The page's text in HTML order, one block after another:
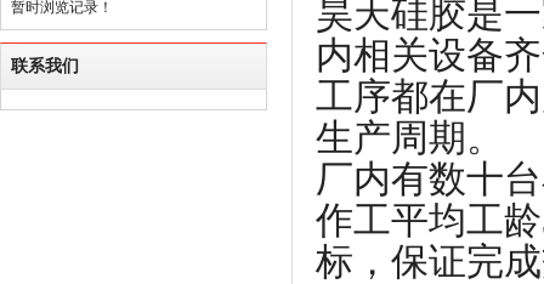
暂时浏览记录！
联系我们
昊天硅胶是
内相关设备
工序都在厂
生产周期。
厂内有数十
作工平均工
标，保证完